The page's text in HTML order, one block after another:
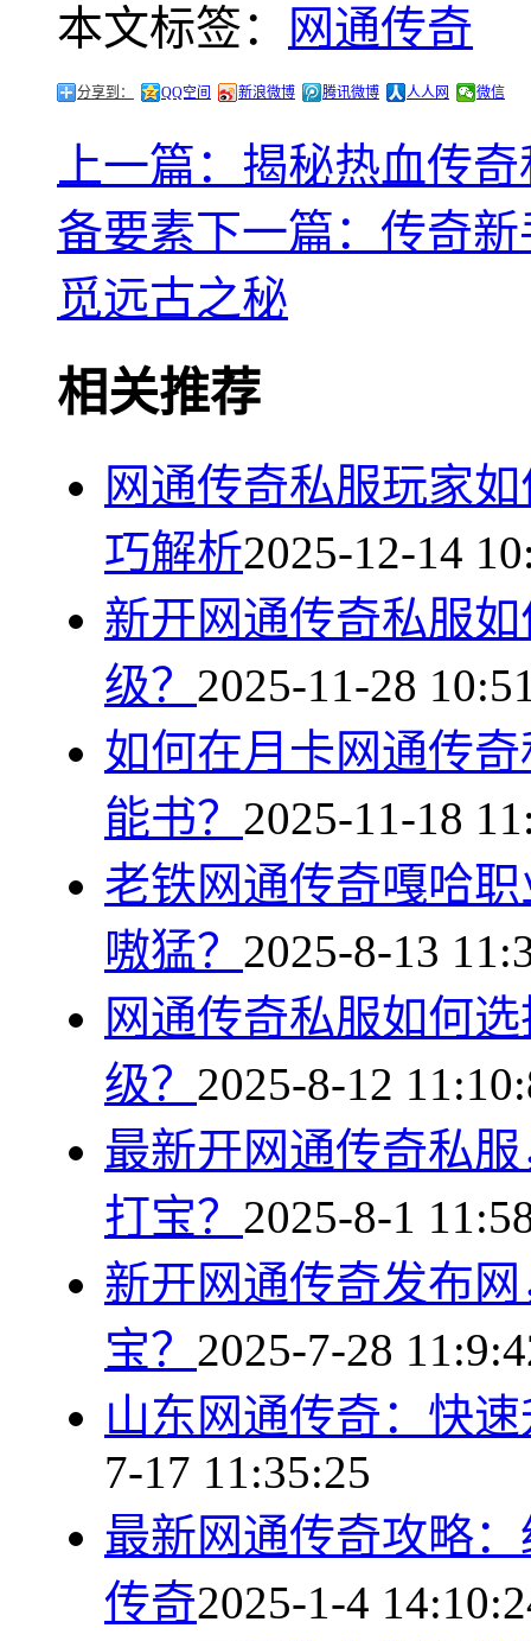
本文标签：
网通传奇
分享到： QQ空间 新浪微博 腾讯微博 人人网 微信
上一篇：揭秘热血传
备要素下一篇：传奇
觅远古之秘
相关推荐
网通传奇私服玩家
巧解析2025-12-14
新开网通传奇私服
级？ 2025-11-28
如何在月卡网通传
能书？ 2025-11-18
老铁网通传奇嘎哈
嗷猛？ 2025-8-13
网通传奇私服如何
级？ 2025-8-12
最新开网通传奇私
打宝？ 2025-8-1
新开网通传奇发布
宝？ 2025-7-28
山东网通传奇：快
7-17 11:35:25
最新网通传奇攻略
传奇2025-1-4